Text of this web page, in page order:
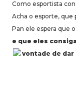
Como esportista
Acha o esporte, que
Pan ele espera que
e que eles
vontade de dar